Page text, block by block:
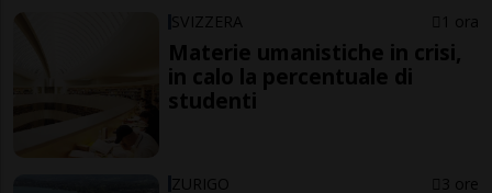
SVIZZERA 1 ora
Materie umanistiche in crisi,
in calo la percentuale di
studenti
ZURIGO 3 ore